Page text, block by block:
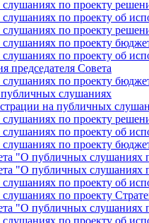
по проекту
по проекту об
по проекту
по проекту
по проекту об
председателя Совета
по проекту
слушаниях
на публичных
по проекту
по проекту об
по проекту
"О публичных слушаниях
"О публичных слушаниях
по проекту об
по проекту
"О публичных слушаниях
по проекту об